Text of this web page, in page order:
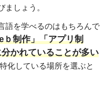
ましょう。
語を学べるのはもちろんで
ｂ制作」「アプリ制
かれていることが多い
化している場所を選ぶと